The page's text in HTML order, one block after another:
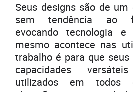
Seus designs são de
sem tendência ao
evocando tecnologia e
mesmo acontece nas
trabalho é para que
capacidades
utilizados em todos